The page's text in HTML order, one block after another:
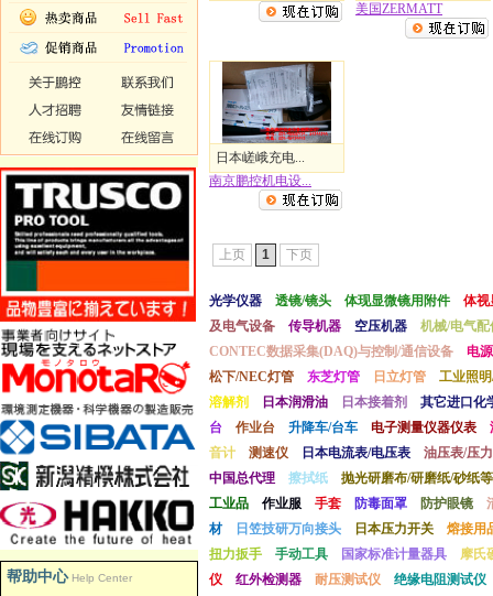
帮助中心 Help Center
美国ZERMATT
日本嵯峨充电...
南京鹏控机电设...
上页 1 下页
光学仪器 透镜/镜头 体现显微镜用附件
体视
及电气设备
传导机器 空压机器
机械/电气配
CONTEC数据采集(DAQ)与控制/通信设备
电
松下/NEC灯管
东芝灯管 日立灯管
工业照
溶解剂
日本润滑油 日本接着剂
其它进口化
台
作业台 升降车/台车 电子测量仪器仪表
音计
测速仪 日本电流表/电压表
油压表/压
中国总代理
擦拭纸
抛光研磨布/研磨纸/砂纸等
工业品
作业服 手套 防毒面罩 防护眼镜
材
日笠技研万向接头 日本压力开关
熔接用
扭力扳手
手动工具 国家标准计量器具
摩氏
仪
红外检测器 耐压测试仪 绝缘电阻测试仪